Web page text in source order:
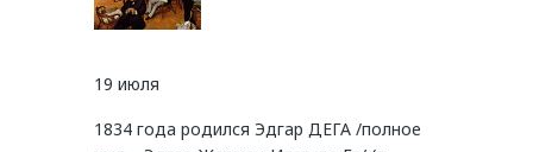
19 июля
1834 года родился Эдгар ДЕГА /полное